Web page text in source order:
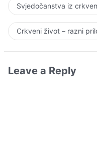
Svjedočanstva iz
Crkveni život – razni
Leave a Reply